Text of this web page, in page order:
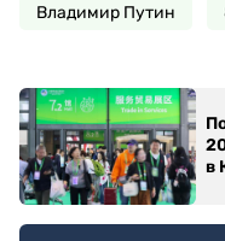
Владимир Путин
в